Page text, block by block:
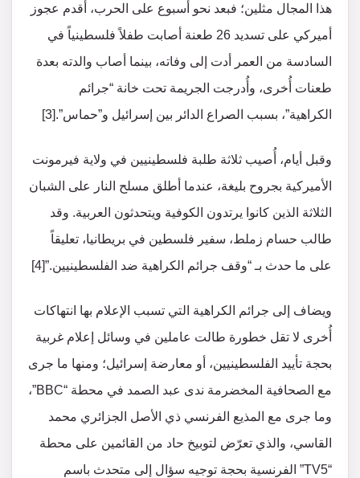
هذا المجال مثلين؛ فبعد نحو أسبوع على الحرب، أقدم عجوز
أميركي على تسديد 26 طعنة أصابت طفلاً فلسطينياً في
السادسة من العمر أدت إلى وفاته، بينما أصاب والدته بعدة
طعنات أُخرى، وأُدرجت الجريمة تحت خانة “جرائم
الكراهية”، بسبب الصراع الدائر بين إسرائيل و”حماس”.[3]
وقبل أيام، أُصيب ثلاثة طلبة فلسطينيين في ولاية فيرمونت
الأميركية بجروح بليغة، عندما أطلق مسلح النار على الشبان
الثلاثة الذين كانوا يرتدون الكوفية ويتحدثون العربية. وقد
طالب حسام زملط، سفير فلسطين في بريطانيا، تعليقاً
على ما حدث بـ “وقف جرائم الكراهية ضد الفلسطينيين.”[4]
ويضاف إلى جرائم الكراهية التي تسبب الإعلام بها انتهاكات
أُخرى لا تقل خطورة طالت عاملين في وسائل إعلام غربية
بحجة تأييد الفلسطينيين، أو معارضة إسرائيل؛ ومنها ما جرى
مع الصحافية المخضرمة ندى عبد الصمد في محطة “BBC”،
وما جرى مع المذيع الفرنسي ذي الأصل الجزائري محمد
القاسي، والذي تعرّض لتوبيخ حاد من القائمين على محطة
“TV5” الفرنسية بحجة توجيه سؤال إلى متحدث باسم